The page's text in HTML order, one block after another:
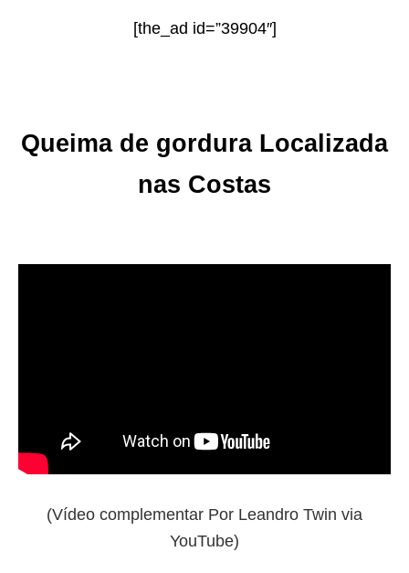
[the_ad id=”39904″]
Queima de gordura Localizada
nas Costas
(Vídeo complementar Por Leandro Twin via
YouTube)